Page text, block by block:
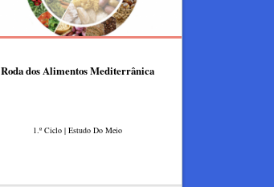
Roda dos Alimentos Mediterrânica
1.º Ciclo | Estudo Do Meio